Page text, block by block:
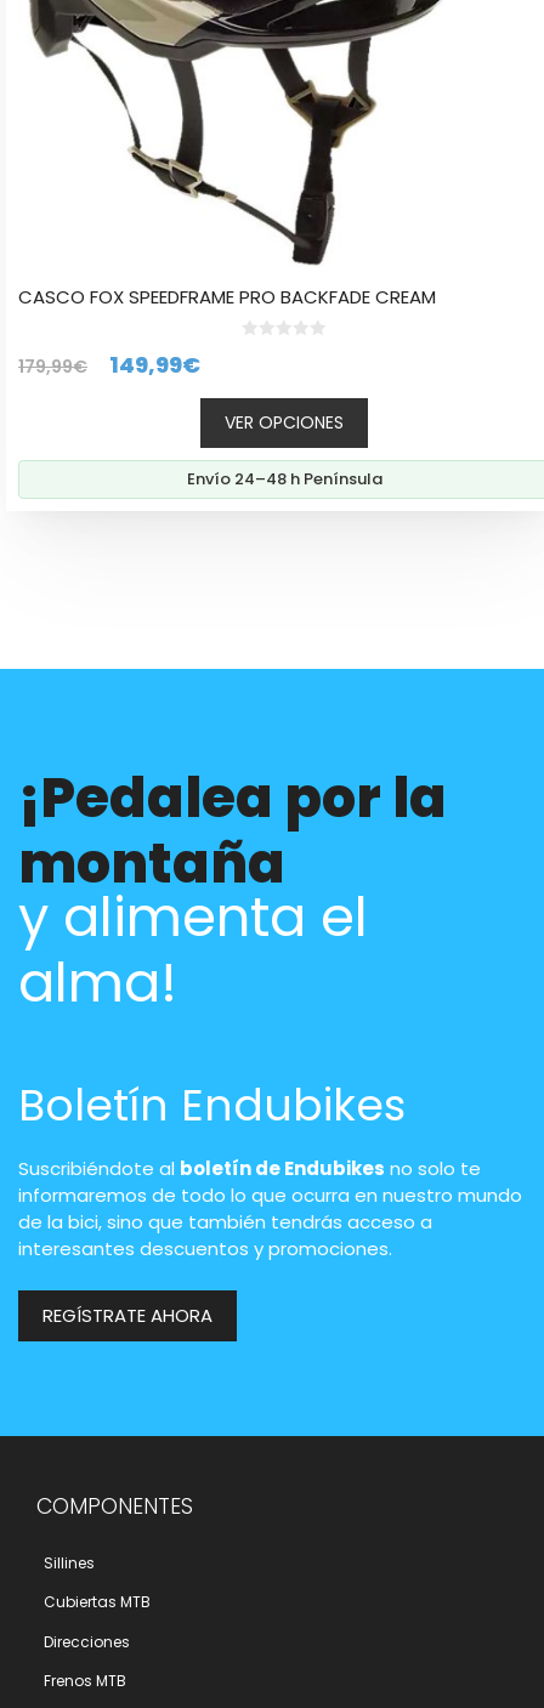
CASCO FOX SPEEDFRAME PRO BACKFADE CREAM
5
179,99€
El
era:
179,99€.
149,99€El
precio
actual
es:
149,99€.
VER OPCIONES
en
la
Envío 24–48 h Península
¡Pedalea por la
montaña
y alimenta el
alma!
Boletín Endubikes
Suscribiéndote al boletín de Endubikes no solo te
informaremos de todo lo que ocurra en nuestro mundo
de la bici, sino que también tendrás acceso a
interesantes descuentos y promociones.
REGÍSTRATE AHORA
COMPONENTES
Sillines
Cubiertas MTB
Direcciones
Frenos MTB